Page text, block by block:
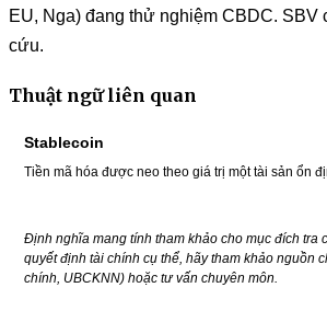
EU, Nga) đang thử nghiệm CBDC. SBV
cứu.
Thuật ngữ liên quan
Stablecoin
Tiền mã hóa được neo theo giá trị một tài sản ổn
Định nghĩa mang tính tham khảo cho mục đích tra
quyết định tài chính cụ thể, hãy tham khảo nguồn
chính, UBCKNN) hoặc tư vấn chuyên môn.